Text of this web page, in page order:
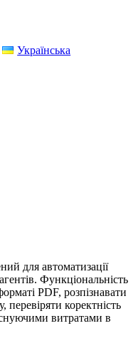
Українська
для автоматизації
Функціональність
PDF, розпізнавати
перевіряти коректність
витратами в